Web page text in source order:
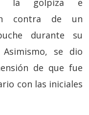
la golpiza e
contra de un
durante su
se dio
de que fue
con las iniciales